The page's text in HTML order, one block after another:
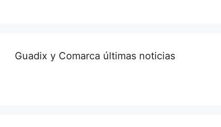
Guadix y Comarca últimas noticias